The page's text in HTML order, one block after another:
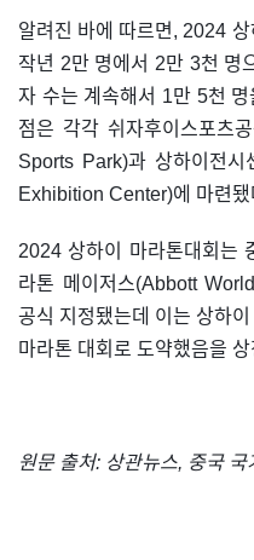
알려진 바에 따르면, 2024
작년 2만 명에서 2만 3천 명
자 수는 계속해서 1만 5천
점은 각각 쉬자후이스포
Sports Park)과 상하이전
Exhibition Center)에 마련됐
2024 상하이 마라톤대회는
라톤 메이저스(Abbott
공식 지정됐는데 이는 상하
마라톤 대회로 도약했음을 상
원문 출처: 상관뉴스, 중국